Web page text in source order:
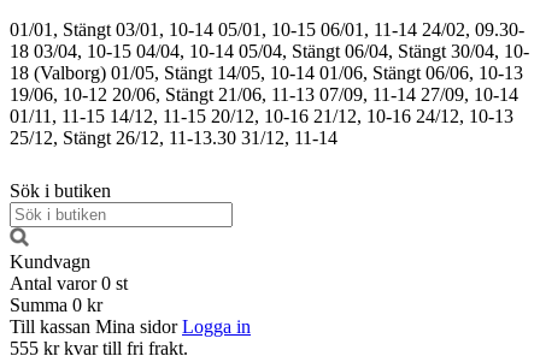
01/01, Stängt 03/01, 10-14 05/01, 10-15 06/01, 11-14 24/02, 09.30-
18 03/04, 10-15 04/04, 10-14 05/04, Stängt 06/04, Stängt 30/04, 10-
18 (Valborg) 01/05, Stängt 14/05, 10-14 01/06, Stängt 06/06, 10-13
19/06, 10-12 20/06, Stängt 21/06, 11-13 07/09, 11-14 27/09, 10-14
01/11, 11-15 14/12, 11-15 20/12, 10-16 21/12, 10-16 24/12, 10-13
25/12, Stängt 26/12, 11-13.30 31/12, 11-14
Sök i butiken
Kundvagn
Antal varor 0 st
Summa 0 kr
Till kassan Mina sidor Logga in
555 kr kvar till fri frakt.